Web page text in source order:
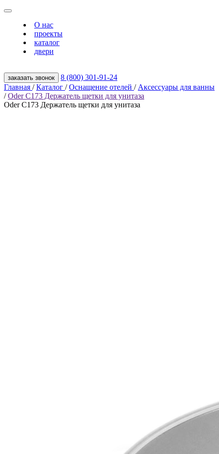
О нас
проекты
каталог
двери
заказать звонок
8 (800) 301‑91‑24
Главная / Каталог / Оснащение отелей / Аксессуары для ванны
/ Oder C173 Держатель щетки для унитаза
Oder C173 Держатель щетки для унитаза